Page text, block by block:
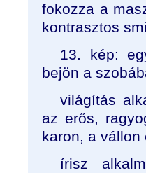
fokozza a
kontrasztos
13. kép:
bejön a
világítás
az erős,
karon, a vállon
írisz